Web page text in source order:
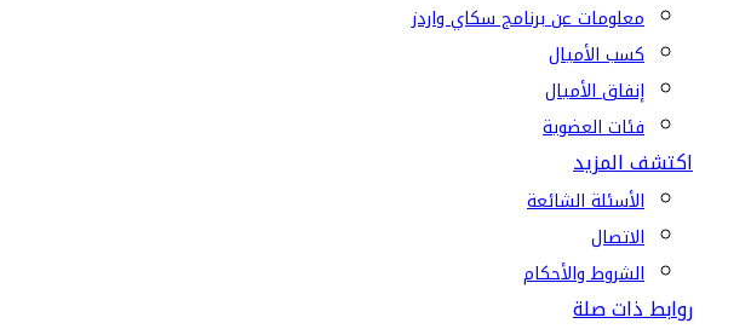
معلومات عن برنامج سكاي واردز
كسب الأميال
إنفاق الأميال
فئات العضوية
اكتشف المزيد
الأسئلة الشائعة
الاتصال
الشروط والأحكام
روابط ذات صلة